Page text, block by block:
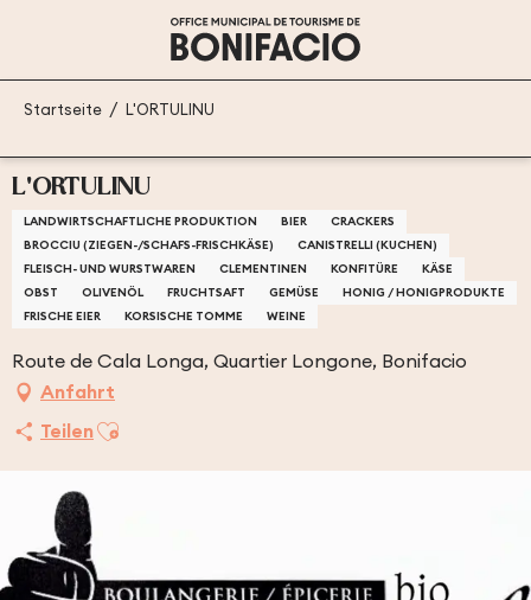
principal
Startseite L'ORTULINU
L'ORTULINU
LANDWIRTSCHAFTLICHE PRODUKTION BIER
CRACKERS
BROCCIU (ZIEGEN-/SCHAFS-FRISCHKÄSE)
CANISTRELLI (KUCHEN)
FLEISCH- UND WURSTWAREN
CLEMENTINEN KONFITÜRE
KÄSE
OBST
OLIVENÖL FRUCHTSAFT GEMÜSE
HONIG / HONIGPRODUKTE
FRISCHE EIER
KORSISCHE TOMME WEINE
Route de Cala Longa, Quartier Longone, Bonifacio
Anfahrt
TeilenAjouter aux favoris